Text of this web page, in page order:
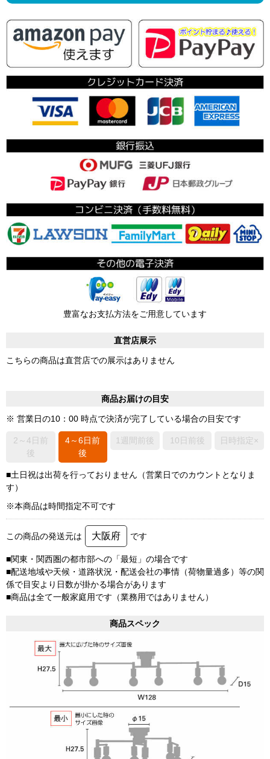
豊富なお支払方法をご用意しています
直営店展示
こちらの商品は直営店での展示はありません
商品お届けの目安
※ 営業日の10：00 時点で決済が完了している場合の目安です
2～4日前
後
4～6日前
後
1週間前後 10日前後 日時指定×
■土日祝は出荷を行っておりません（営業日でのカウントとなりま
す）
※本商品は時間指定不可です
この商品の発送元は 大阪府 です
■関東・関西圏の都市部への「最短」の場合です
■配送地域や天候・道路状況・配送会社の事情（荷物量過多）等の関
係で目安より日数が掛かる場合があります
■商品は全て一般家庭用です（業務用ではありません）
商品スペック